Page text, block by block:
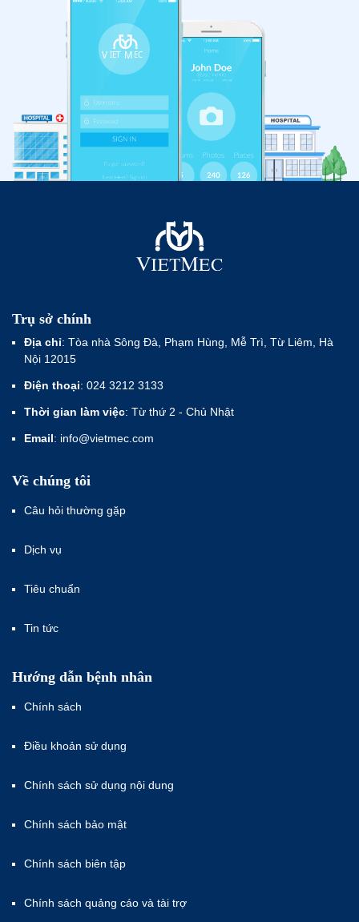
Trụ sở chính
Địa chỉ: Tòa nhà Sông Đà, Phạm Hùng, Mễ Trì, Từ Liêm, Hà
Nội 12015
Điện thoại: 024 3212 3133
Thời gian làm việc: Từ thứ 2 - Chủ Nhật
Email: info@vietmec.com
Về chúng tôi
Câu hỏi thường gặp
Dịch vụ
Tiêu chuẩn
Tin tức
Hướng dẫn bệnh nhân
Chính sách
Điều khoản sử dụng
Chính sách sử dụng nội dung
Chính sách bảo mật
Chính sách biên tập
Chính sách quảng cáo và tài trợ